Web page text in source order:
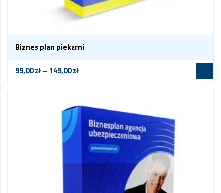
Biznes plan piekarni
99,00zł– 149,00zł